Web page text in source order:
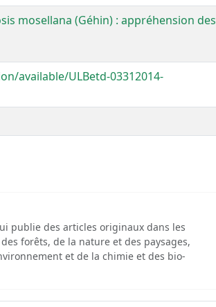
mosellana (Géhin) : appréhension des
available/ULBetd-03312014-
publie des articles originaux dans les
forêts, de la nature et des paysages,
et de la chimie et des bio-